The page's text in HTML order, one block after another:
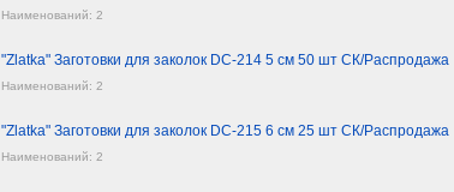
Наименований: 2
"Zlatka" Заготовки для заколок DC-214 5 см 50 шт СК/Распродажа
Наименований: 2
"Zlatka" Заготовки для заколок DC-215 6 см 25 шт СК/Распродажа
Наименований: 2